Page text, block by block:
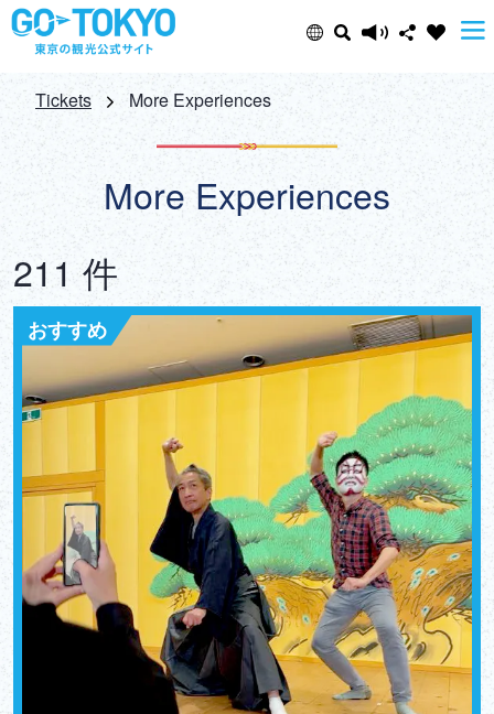
Select Language
日本語
ENGLISH
中文(简体)
中文(繁體/正體)
한글
DEUTSCH
ITALIANO
ESPAÑOL
Share this page
Email
Tickets More Experiences
More Experiences
211 件
おすすめ